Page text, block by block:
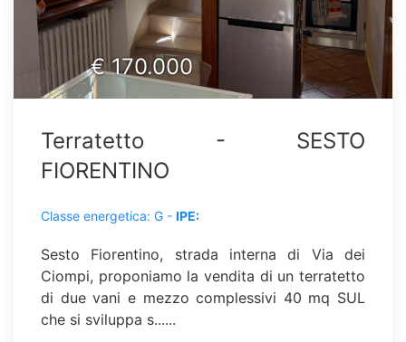
€170.000
Terratetto - SESTO
FIORENTINO
Classe energetica: G - IPE:
Sesto Fiorentino, strada interna di Via dei
Ciompi, proponiamo la vendita di un terratetto
di due vani e mezzo complessivi 40 mq SUL
che si sviluppa s......